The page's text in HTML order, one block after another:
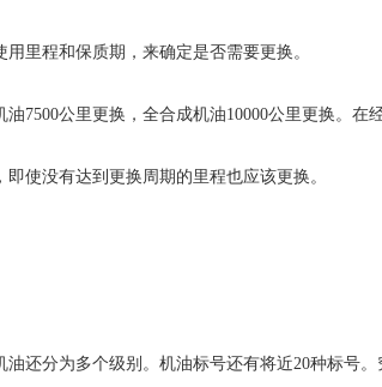
里程和保质期，来确定是否需要更换。
7500公里更换，全合成机油10000公里更换。在
使没有达到更换周期的里程也应该更换。
还分为多个级别。机油标号还有将近20种标号